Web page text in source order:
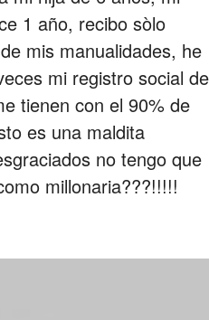
1 año, recibo sòlo
mis manualidades, he
mi registro social de
tienen con el 90% de
es una maldita
no tengo que
millonaria???!!!!!